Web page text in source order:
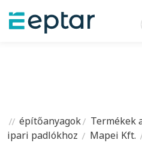
építőanyagok
Termékek
ipari padlókhoz
Mapei Kft.